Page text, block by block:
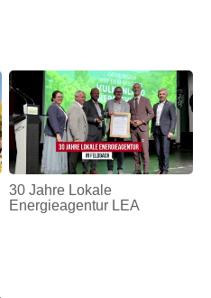
30 Jahre Lokale
Energieagentur LEA